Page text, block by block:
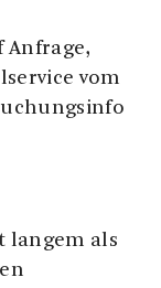
Anfrage,
vom
langem als